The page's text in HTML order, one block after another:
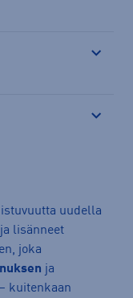
uudella
lisänneet
joka
ja
– kuitenkaan